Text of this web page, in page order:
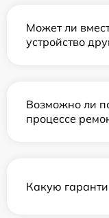
Может ли
устройство
Возможно ли
процессе
Какую